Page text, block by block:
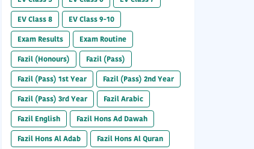
EV Class 8
EV Class 9-10
Exam Results
Exam Routine
Fazil (Honours)
Fazil (Pass)
Fazil (Pass) 1st Year
Fazil (Pass) 2nd Year
Fazil (Pass) 3rd Year
Fazil Arabic
Fazil English
Fazil Hons Ad Dawah
Fazil Hons Al Adab
Fazil Hons Al Quran